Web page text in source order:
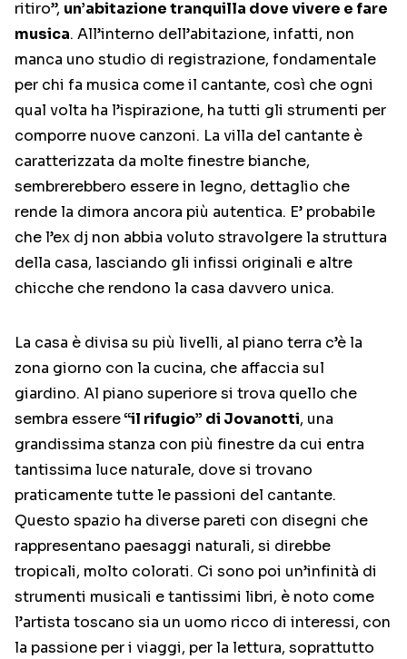
ritiro”, un’abitazione tranquilla dove vivere e fare
musica. All’interno dell’abitazione, infatti, non
manca uno studio di registrazione, fondamentale
per chi fa musica come il cantante, così che ogni
qual volta ha l’ispirazione, ha tutti gli strumenti per
comporre nuove canzoni. La villa del cantante è
caratterizzata da molte finestre bianche,
sembrerebbero essere in legno, dettaglio che
rende la dimora ancora più autentica. E’ probabile
che l’ex dj non abbia voluto stravolgere la struttura
della casa, lasciando gli infissi originali e altre
chicche che rendono la casa davvero unica.
La casa è divisa su più livelli, al piano terra c’è la
zona giorno con la cucina, che affaccia sul
giardino. Al piano superiore si trova quello che
sembra essere“il rifugio” di Jovanotti, una
grandissima stanza con più finestre da cui entra
tantissima luce naturale, dove si trovano
praticamente tutte le passioni del cantante.
Questo spazio ha diverse pareti con disegni che
rappresentano paesaggi naturali, si direbbe
tropicali, molto colorati. Ci sono poi un’infinità di
strumenti musicali e tantissimi libri, è noto come
l’artista toscano sia un uomo ricco di interessi, con
la passione per i viaggi, per la lettura, soprattutto